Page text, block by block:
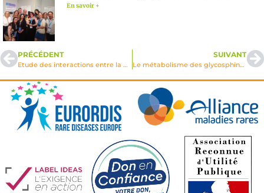
En savoir +
PRÉCÉDENT
Etude des interactions entre la parvovirus humain AAV et le virus de l’Herpès Simplex de type 1: application à la production de vecteurs AAAV recombinants pour la thérapie génique
SUIVANT
Le métabolisme des glycosphingolipides dans la maladie de Niemann-Pick type C et des mucopolysaccharidoses